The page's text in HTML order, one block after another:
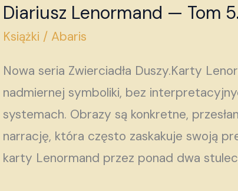
Diariusz Lenormand — Tom 5.
Książki /Abaris
Nowa seria Zwierciadła Duszy.Karty
nadmiernej symboliki, bez
systemach. Obrazy są konkretne,
narrację, która często zaskakuje swoją
karty Lenormand przez ponad dwa
Diariusz
Lenormand
Tom
5.